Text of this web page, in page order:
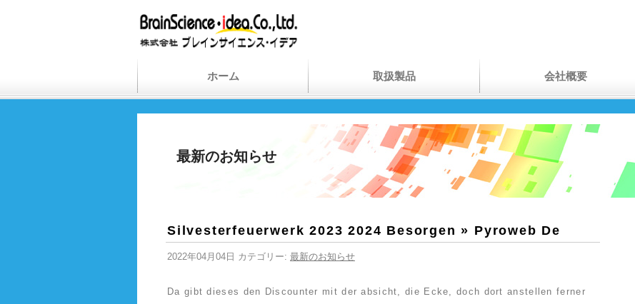
ホーム 取扱製品 会社概要
最新のお知らせ
Silvesterfeuerwerk 2023 2024 Besorgen » Pyroweb De
2022年04月04日 カテゴリー: 最新のお知らせ
Da gibt dieses den Discounter mit der absicht, die Ecke, doch dort anstellen ferner